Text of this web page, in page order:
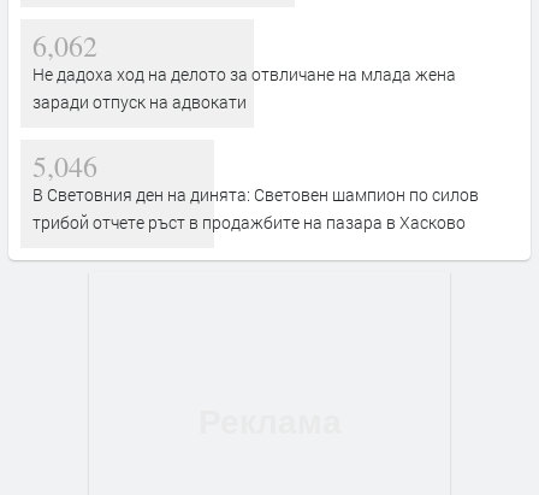
6,062
Не дадоха ход на делото за отвличане на млада жена
заради отпуск на адвокати
5,046
В Световния ден на динята: Световен шампион по силов
трибой отчете ръст в продажбите на пазара в Хасково